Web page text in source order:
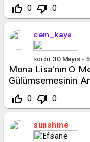
thumb_up_off_alt 0 thumb_down_off_alt 0
cem_kaya
sordu 30 Mayıs
Mona Lisa'nın O
Gülümsemesinin
thumb_up_off_alt 0 thumb_down_off_alt 0
sunshine